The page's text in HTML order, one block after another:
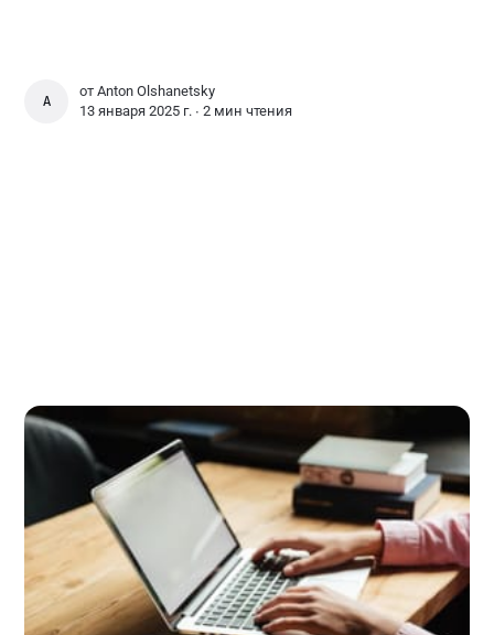
ANTON OLSHANETSKY
отAnton Olshanetsky
13 января 2025 г. ∙2 мин чтения